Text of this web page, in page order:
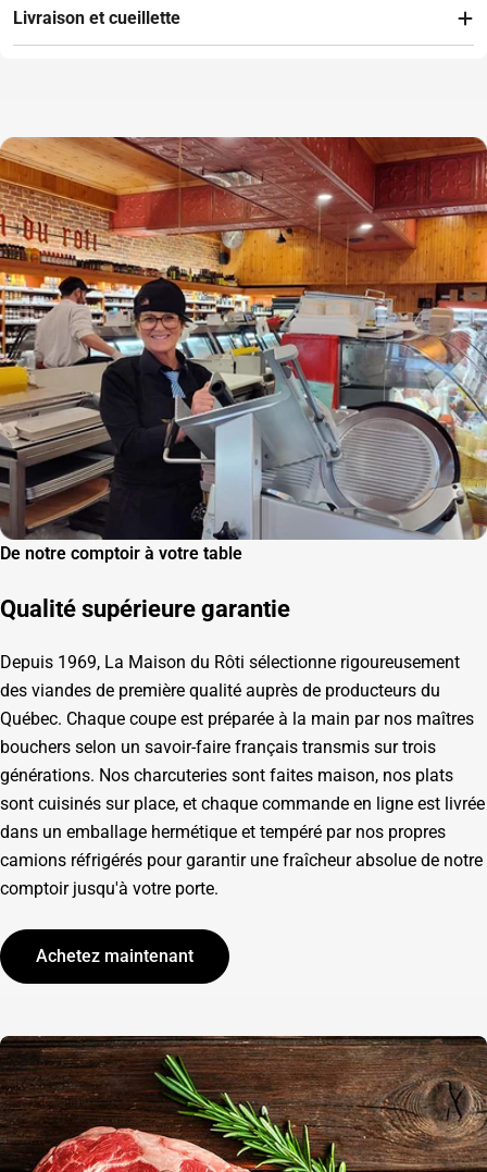
Livraison et cueillette
De notre comptoir à votre table
Qualité supérieure garantie
Depuis 1969, La Maison du Rôti sélectionne rigoureusement
des viandes de première qualité auprès de producteurs du
Québec. Chaque coupe est préparée à la main par nos maîtres
bouchers selon un savoir-faire français transmis sur trois
générations. Nos charcuteries sont faites maison, nos plats
sont cuisinés sur place, et chaque commande en ligne est livrée
dans un emballage hermétique et tempéré par nos propres
camions réfrigérés pour garantir une fraîcheur absolue de notre
comptoir jusqu'à votre porte.
Achetez maintenant